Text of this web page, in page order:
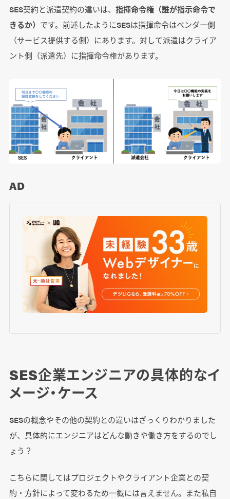
SES契約と派遣契約の違いは、 指揮命令権（誰が指示命令で
きるか） です。前述したようにSESは指揮命令はベンダー側
（サービス提供する側）にあります。対して派遣はクライア
ント側（派遣先）に指揮命令権があります。
AD
SES企業エンジニアの具体的なイ
メージ・ケース
SESの概念やその他の契約との違いはざっくりわかりました
が、具体的にエンジニアはどんな動きや働き方をするのでし
ょう？
こちらに関してはプロジェクトやクライアント企業との契
約・方針によって変わるため一概には言えません。また私自